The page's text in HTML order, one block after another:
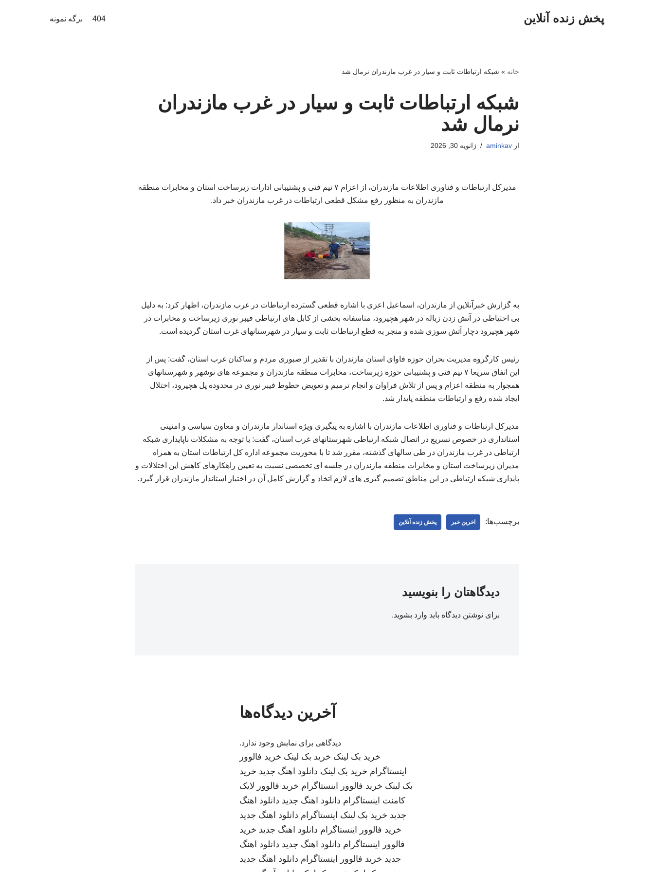
پخش زنده آنلاین 404 برگه نمونه
خانه » شبکه ارتباطات ثابت و سیار در غرب مازندران نرمال شد
شبکه ارتباطات ثابت و سیار در غرب مازندران
نرمال شد
ازaminkav ژانویه 30, 2026
مدیرکل ارتباطات و فناوری اطلاعات مازندران، از اعزام ۷ تیم فنی و پشتیبانی ادارات زیرساخت استان و مخابرات منطقه
مازندران به منظور رفع مشکل قطعی ارتباطات در غرب مازندران خبر داد.
به گزارش خبرآنلاین از مازندران، اسماعیل اعزی با اشاره قطعی گسترده ارتباطات در غرب مازندران، اظهار کرد: به دلیل
بی احتیاطی در آتش زدن زباله در شهر هچیرود، متاسفانه بخشی از کابل های ارتباطی فیبر نوری زیرساخت و مخابرات در
شهر هچیرود دچار آتش سوزی شده و منجر به قطع ارتباطات ثابت و سیار در شهرستانهای غرب استان گردیده است.
رئیس کارگروه مدیریت بحران حوزه فاوای استان مازندران با تقدیر از صبوری مردم و ساکنان غرب استان، گفت: پس از
این اتفاق سریعا ۷ تیم فنی و پشتیبانی حوزه زیرساخت، مخابرات منطقه مازندران و مجموعه های نوشهر و شهرستانهای
همجوار به منطقه اعزام و پس از تلاش فراوان و انجام ترمیم و تعویض خطوط فیبر نوری در محدوده پل هچیرود، اختلال
ایجاد شده رفع و ارتباطات منطقه پایدار شد.
مدیرکل ارتباطات و فناوری اطلاعات مازندران با اشاره به پیگیری ویژه استاندار مازندران و معاون سیاسی و امنیتی
استانداری در خصوص تسریع در اتصال شبکه ارتباطی شهرستانهای غرب استان، گفت: با توجه به مشکلات ناپایداری شبکه
ارتباطی در غرب مازندران در طی سالهای گذشته، مقرر شد تا با محوریت مجموعه اداره کل ارتباطات استان به همراه
مدیران زیرساخت استان و مخابرات منطقه مازندران در جلسه ای تخصصی نسبت به تعیین راهکارهای کاهش این اختلالات و
پایداری شبکه ارتباطی در این مناطق تصمیم گیری های لازم اتخاذ و گزارش کامل آن در اختیار استاندار مازندران قرار گیرد.
برچسب‌ها: اخرین خبر پخش زنده آنلاین
دیدگاهتان را بنویسید
برای نوشتن دیدگاه باید وارد بشوید.
آخرین دیدگاه‌ها
دیدگاهی برای نمایش وجود ندارد.
خرید بک لینک خرید بک لینک خرید فالوور
اینستاگرام خرید بک لینک دانلود اهنگ جدید خرید
بک لینک خرید فالوور اینستاگرام خرید فالوور لایک
کامنت اینستاگرام دانلود اهنگ جدید دانلود اهنگ
جدید خرید بک لینک اینستاگرام دانلود اهنگ جدید
خرید فالوور اینستاگرام دانلود اهنگ جدید خرید
فالوور اینستاگرام دانلود اهنگ جدید دانلود اهنگ
جدید خرید فالوور اینستاگرام دانلود اهنگ جدید